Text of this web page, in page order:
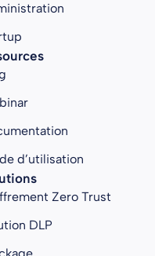
d’utilisation
Zero Trust
DLP